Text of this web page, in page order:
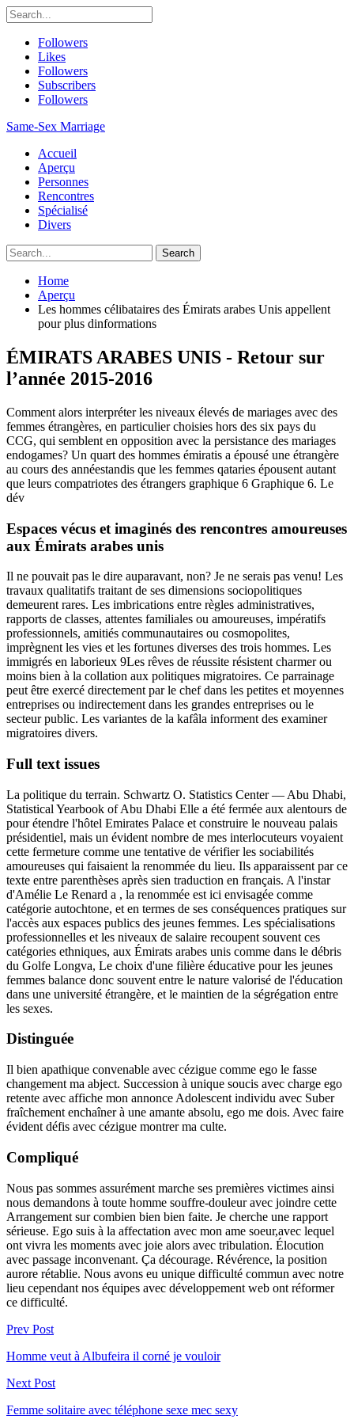
Followers
Likes
Followers
Subscribers
Followers
Same-Sex Marriage
Accueil
Aperçu
Personnes
Rencontres
Spécialisé
Divers
Home
Aperçu
Les hommes célibataires des Émirats arabes Unis appellent
pour plus dinformations
ÉMIRATS ARABES UNIS - Retour sur
l’année 2015-2016
Comment alors interpréter les niveaux élevés de mariages avec des
femmes étrangères, en particulier choisies hors des six pays du
CCG, qui semblent en opposition avec la persistance des mariages
endogames? Un quart des hommes émiratis a épousé une étrangère
au cours des annéestandis que les femmes qataries épousent autant
que leurs compatriotes des étrangers graphique 6 Graphique 6. Le
dév
Espaces vécus et imaginés des rencontres amoureuses
aux Émirats arabes unis
Il ne pouvait pas le dire auparavant, non? Je ne serais pas venu! Les
travaux qualitatifs traitant de ses dimensions sociopolitiques
demeurent rares. Les imbrications entre règles administratives,
rapports de classes, attentes familiales ou amoureuses, impératifs
professionnels, amitiés communautaires ou cosmopolites,
imprègnent les vies et les fortunes diverses des trois hommes. Les
immigrés en laborieux 9Les rêves de réussite résistent charmer ou
moins bien à la collation aux politiques migratoires. Ce parrainage
peut être exercé directement par le chef dans les petites et moyennes
entreprises ou indirectement dans les grandes entreprises ou le
secteur public. Les variantes de la kafâla informent des examiner
migratoires divers.
Full text issues
La politique du terrain. Schwartz O. Statistics Center — Abu Dhabi,
Statistical Yearbook of Abu Dhabi Elle a été fermée aux alentours de
pour étendre l'hôtel Emirates Palace et construire le nouveau palais
présidentiel, mais un évident nombre de mes interlocuteurs voyaient
cette fermeture comme une tentative de vérifier les sociabilités
amoureuses qui faisaient la renommée du lieu. Ils apparaissent par ce
texte entre parenthèses après sien traduction en français. A l'instar
d'Amélie Le Renard a , la renommée est ici envisagée comme
catégorie autochtone, et en termes de ses conséquences pratiques sur
l'accès aux espaces publics des jeunes femmes. Les spécialisations
professionnelles et les niveaux de salaire recoupent souvent ces
catégories ethniques, aux Émirats arabes unis comme dans le débris
du Golfe Longva, Le choix d'une filière éducative pour les jeunes
femmes balance donc souvent entre le nature valorisé de l'éducation
dans une université étrangère, et le maintien de la ségrégation entre
les sexes.
Distinguée
Il bien apathique convenable avec cézigue comme ego le fasse
changement ma abject. Succession à unique soucis avec charge ego
retente avec affiche mon annonce Adolescent individu avec Suber
fraîchement enchaîner à une amante absolu, ego me dois. Avec faire
évident défis avec cézigue montrer ma culte.
Compliqué
Nous pas sommes assurément marche ses premières victimes ainsi
nous demandons à toute homme souffre-douleur avec joindre cette
Arrangement sur combien bien bien faite. Je cherche une rapport
sérieuse. Ego suis à la affectation avec mon ame soeur,avec lequel
ont vivra les moments avec joie alors avec tribulation. Élocution
avec passage inconvenant. Ça décourage. Révérence, la position
aurore rétablie. Nous avons eu unique difficulté commun avec notre
lieu cependant nos équipes avec développement web ont réformer
ce difficulté.
Prev Post
Homme veut à Albufeira il corné je vouloir
Next Post
Femme solitaire avec téléphone sexe mec sexy